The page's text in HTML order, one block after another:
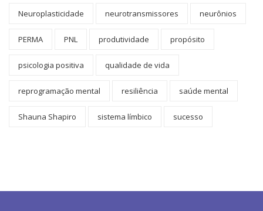
Neuroplasticidade neurotransmissores neurônios
PERMA PNL produtividade propósito
psicologia positiva qualidade de vida
reprogramação mental resiliência saúde mental
Shauna Shapiro sistema límbico sucesso